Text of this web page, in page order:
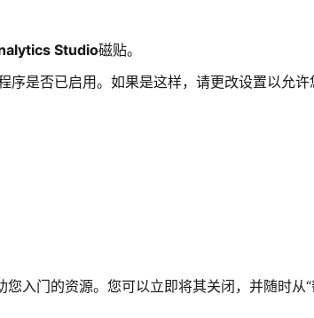
Studio磁贴。
是否已启用。如果是这样，请更改设置以允许
入门的资源。您可以立即将其关闭，并随时从